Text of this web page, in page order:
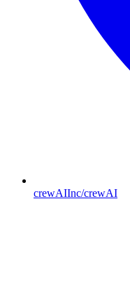
crewAIInc/crewAI